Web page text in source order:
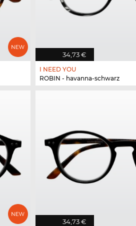
34,73 €
I NEED YOU
ROBIN - havanna-schwarz
34,73 €